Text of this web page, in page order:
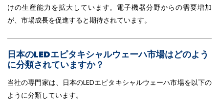
けの生産能力を拡大しています。電子機器分野からの需要増加
が、市場成長を促進すると期待されています。
日本のLEDエピタキシャルウェーハ市場はどのよう
に分類されていますか？
当社の専門家は、日本のLEDエピタキシャルウェーハ市場を以下の
ように分類しています。